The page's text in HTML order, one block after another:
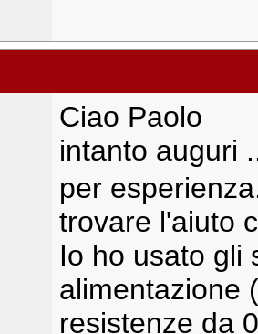
Ciao Paolo
intanto auguri
per
trovare l'aiuto
Io ho usato gli
alimentazione
resistenze da